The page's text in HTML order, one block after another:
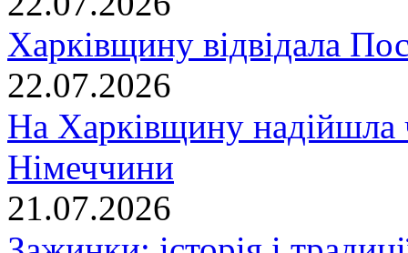
Харківщину відвідала
22.07.2026
На Харківщину надійшла
Німеччини
21.07.2026